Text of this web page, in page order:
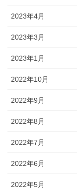
2023年4月
2023年3月
2023年1月
2022年10月
2022年9月
2022年8月
2022年7月
2022年6月
2022年5月